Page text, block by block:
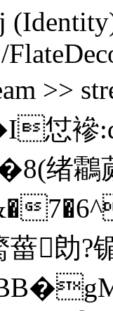
>>
怤襂
绪
勆?